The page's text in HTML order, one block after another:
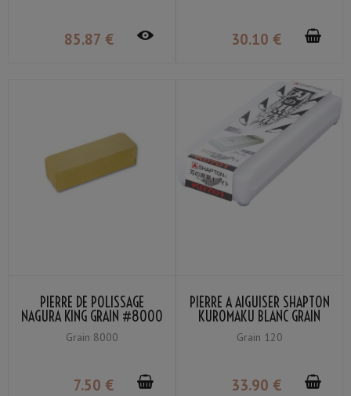
85.87 € 30.10 €
PIERRE DE POLISSAGE
NAGURA KING GRAIN #8000
Grain 8000
7.50 €
PIERRE À AIGUISER SHAPTON
KUROMAKU BLANC GRAIN
#120
Grain 120
33.90 €